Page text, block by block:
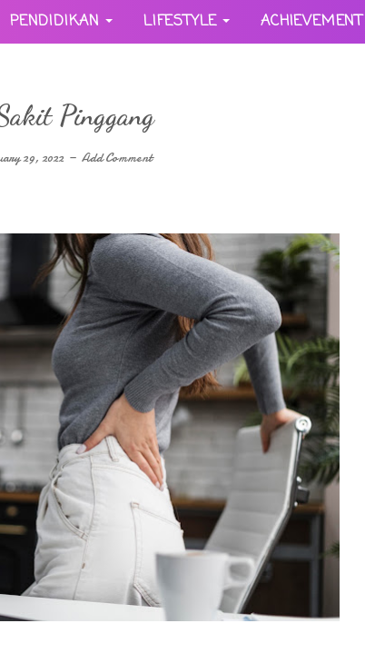
PENDIDIKAN LIFESTYLE ACHIEVEMENT
Pinggang
29, 2022 Add Comment